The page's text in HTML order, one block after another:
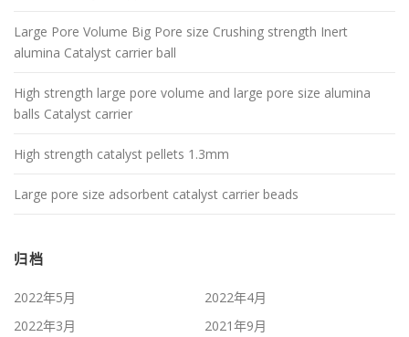
Large Pore Volume Big Pore size Crushing strength Inert
alumina Catalyst carrier ball
High strength large pore volume and large pore size alumina
balls Catalyst carrier
High strength catalyst pellets 1.3mm
Large pore size adsorbent catalyst carrier beads
归档
2022年5月
2022年4月
2022年3月
2021年9月